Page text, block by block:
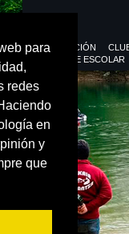
para
redes
en
y
que
FEDERACIÓN
DEPORTE ESCOLAR